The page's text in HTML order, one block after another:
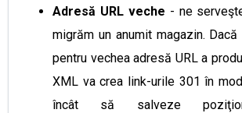
Adresă URL veche - ne
migrăm un anumit magazin.
pentru vechea adresă URL a
XML va crea link-urile 301 în
încât să salveze